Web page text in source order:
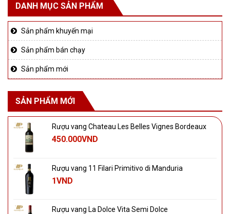
DANH MỤC SẢN PHẨM
Sản phẩm khuyến mại
Sản phẩm bán chạy
Sản phẩm mới
SẢN PHẨM MỚI
Rượu vang Chateau Les Belles Vignes Bordeaux
450.000VND
Rượu vang 11 Filari Primitivo di Manduria
1VND
Rượu vang La Dolce Vita Semi Dolce